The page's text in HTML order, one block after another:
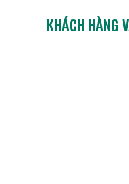
KHÁCH HÀNG